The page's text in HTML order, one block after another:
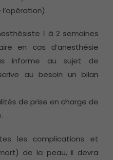
1 à 2 semaines
en cas d’anesthésie
informe au sujet de
au besoin un bilan
de prise en charge de
les complications et
de la peau, il devra